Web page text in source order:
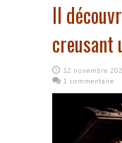
Il
creusant
12 novembre
1 commentaire